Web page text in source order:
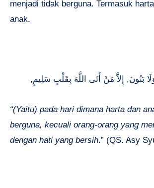
menjadi tidak berguna. Termasuk
anak.
“(Yaitu) pada hari dimana harta dan
berguna, kecuali orang-orang yang
dengan hati yang bersih.” (QS. Asy